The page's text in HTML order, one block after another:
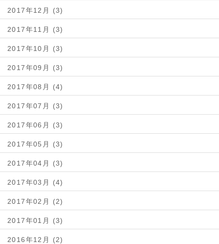
2017年12月 (3)
2017年11月 (3)
2017年10月 (3)
2017年09月 (3)
2017年08月 (4)
2017年07月 (3)
2017年06月 (3)
2017年05月 (3)
2017年04月 (3)
2017年03月 (4)
2017年02月 (2)
2017年01月 (3)
2016年12月 (2)